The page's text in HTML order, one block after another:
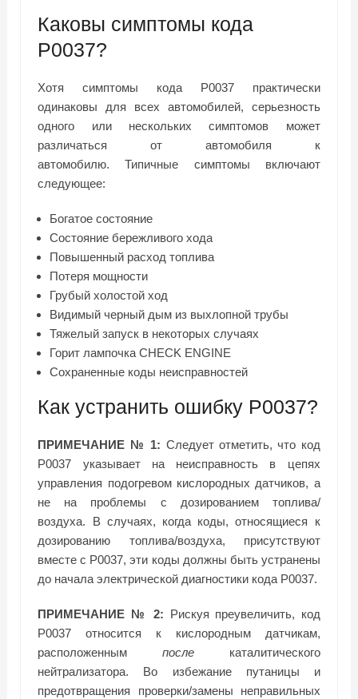
Каковы симптомы кода
P0037?
Хотя симптомы кода P0037 практически
одинаковы для всех автомобилей, серьезность
одного или нескольких симптомов может
различаться от автомобиля к
автомобилю. Типичные симптомы включают
следующее:
Богатое состояние
Состояние бережливого хода
Повышенный расход топлива
Потеря мощности
Грубый холостой ход
Видимый черный дым из выхлопной трубы
Тяжелый запуск в некоторых случаях
Горит лампочка CHECK ENGINE
Сохраненные коды неисправностей
Как устранить ошибку P0037?
ПРИМЕЧАНИЕ № 1: Следует отметить, что код
P0037 указывает на неисправность в цепях
управления подогревом кислородных датчиков, а
не на проблемы с дозированием топлива/
воздуха. В случаях, когда коды, относящиеся к
дозированию топлива/воздуха, присутствуют
вместе с P0037, эти коды должны быть устранены
до начала электрической диагностики кода P0037.
ПРИМЕЧАНИЕ № 2: Рискуя преувеличить, код
P0037 относится к кислородным датчикам,
расположенным после каталитического
нейтрализатора. Во избежание путаницы и
предотвращения проверки/замены неправильных